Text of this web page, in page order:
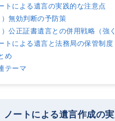
による遺言の実践的な注意点
）無効判断の予防策
）公正証書遺言との併用戦略（強
による遺言と法務局の保管制度
め
ーマ
ートによる遺言作成の実